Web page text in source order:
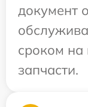
документ
сроком на
запчасти.